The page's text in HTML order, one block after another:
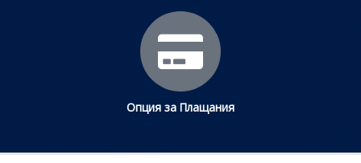
Опция за Плащания